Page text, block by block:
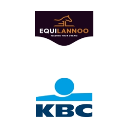
Afbeelding
Afbeelding